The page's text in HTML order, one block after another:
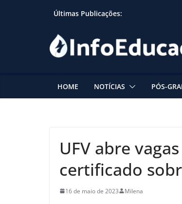
Últimas Publicações:
HOME NOTÍCIAS PÓS-
UFV abre
certificado
16 de maio de 2023 Milena